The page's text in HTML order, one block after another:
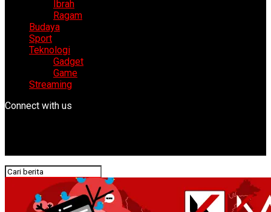
Ibrah
Ragam
Budaya
Sport
Teknologi
Gadget
Game
Streaming
Connect with us